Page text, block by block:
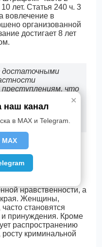
лет. Статья 240 ч. 3
вовлечение в
организованной
достигает 8 лет
достаточными
преступлениям, что
опасных
и жителей
сообщества
жертвам
нравственности, а
края. Женщины,
становятся
принуждения. Кроме
распространению
криминальной
✕
наш канал
в MAX и Telegram.